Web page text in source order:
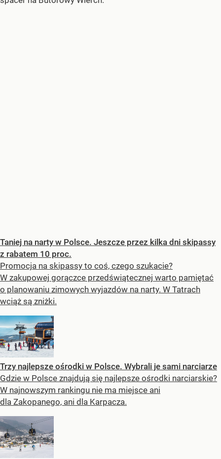
Taniej na narty w Polsce. Jeszcze przez kilka dni skipassy
z rabatem 10 proc.
Promocja na skipassy to coś, czego szukacie?
W zakupowej gorączce przedświątecznej warto pamiętać
o planowaniu zimowych wyjazdów na narty. W Tatrach
wciąż są zniżki.
Trzy najlepsze ośrodki w Polsce. Wybrali je sami narciarze
Gdzie w Polsce znajdują się najlepsze ośrodki narciarskie?
W najnowszym rankingu nie ma miejsce ani
dla Zakopanego, ani dla Karpacza.